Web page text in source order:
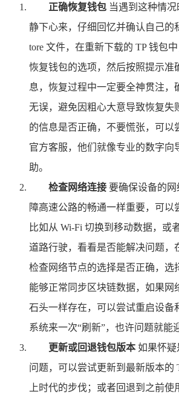
正确恢复钱包 当遇到这种情
静下心来，仔细回忆并确认自己的
tore 文件，在重新下载的 TP 钱包
恢复钱包的选项，然后按照提示准
息，恢复过程中一定要全神贯注，
无误，避免因粗心大意导致恢复失
的信息是否正确，不要慌张，可以
官方客服，他们就像专业的数字向
助。
检查网络连接 要确保设备的
障高速公路的畅通一样重要，可以
比如从 Wi-Fi 切换到移动数据，或
道路行驶，看看是否能解决问题，
检查网络节点的选择是否正确，选
能够正常同步区块链数据，如果网
石头一样存在，可以尝试重启设备
系统来一次“刷新”，也许问题就能
更新或回退钱包版本 如果怀疑
问题，可以尝试更新到最新版本的
上时代的步伐；或者回退到之前